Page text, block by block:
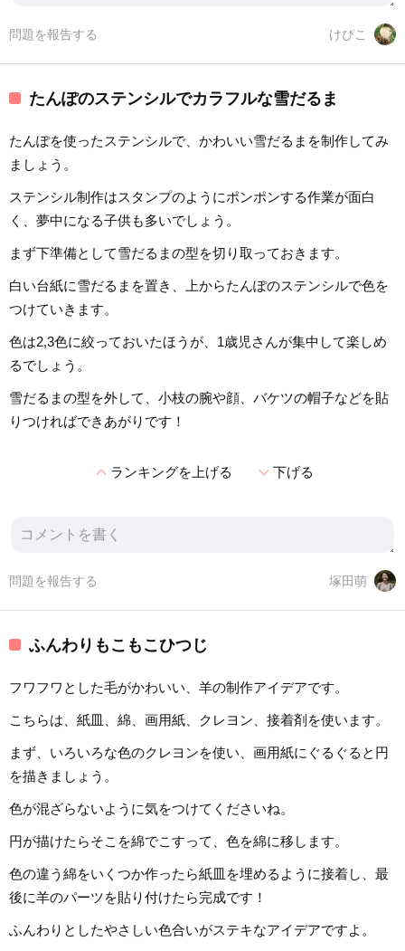
けぴこ
問題を報告する
たんぽのステンシルでカラフルな雪だるま
たんぽを使ったステンシルで、かわいい雪だるまを制作してみ
ましょう。
ステンシル制作はスタンプのようにポンポンする作業が面白
く、夢中になる子供も多いでしょう。
まず下準備として雪だるまの型を切り取っておきます。
白い台紙に雪だるまを置き、上からたんぽのステンシルで色を
つけていきます。
色は2,3色に絞っておいたほうが、1歳児さんが集中して楽しめ
るでしょう。
雪だるまの型を外して、小枝の腕や顔、バケツの帽子などを貼
りつければできあがりです！
expand_lessランキングを上げる expand_more下げる
塚田萌
問題を報告する
ふんわりもこもこひつじ
フワフワとした毛がかわいい、羊の制作アイデアです。
こちらは、紙皿、綿、画用紙、クレヨン、接着剤を使います。
まず、いろいろな色のクレヨンを使い、画用紙にぐるぐると円
を描きましょう。
色が混ざらないように気をつけてくださいね。
円が描けたらそこを綿でこすって、色を綿に移します。
色の違う綿をいくつか作ったら紙皿を埋めるように接着し、最
後に羊のパーツを貼り付けたら完成です！
ふんわりとしたやさしい色合いがステキなアイデアですよ。